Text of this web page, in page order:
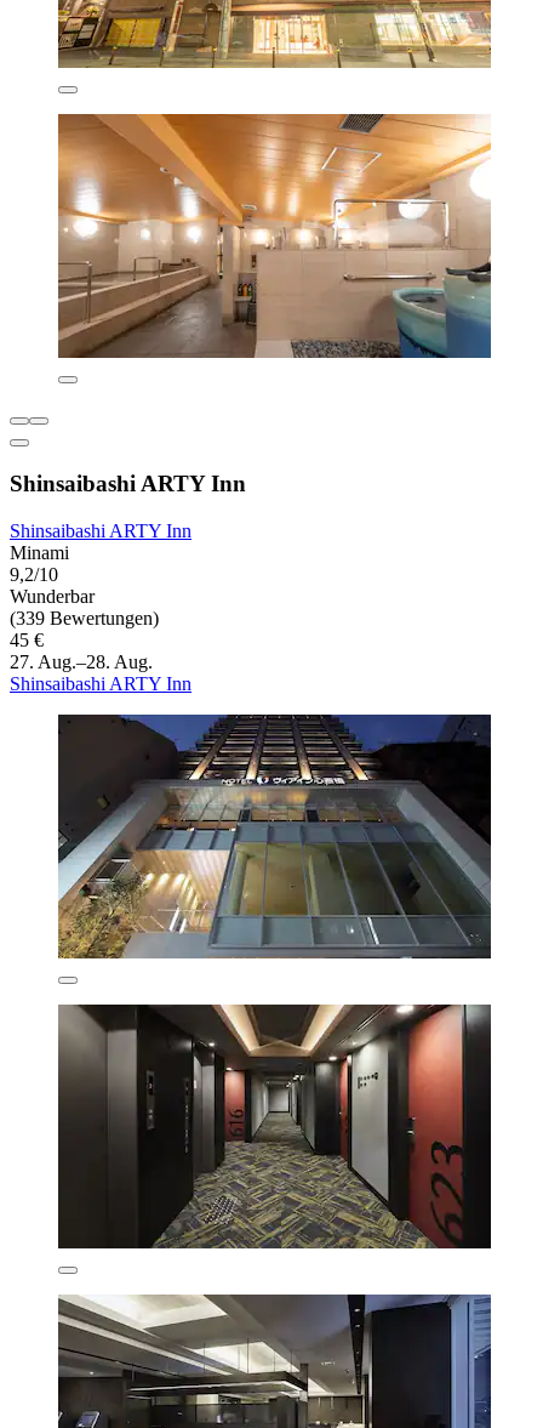
Shinsaibashi ARTY Inn
Shinsaibashi ARTY Inn
Minami
9,2/10
Wunderbar
(339 Bewertungen)
45 €
27. Aug.–28. Aug.
Shinsaibashi ARTY Inn